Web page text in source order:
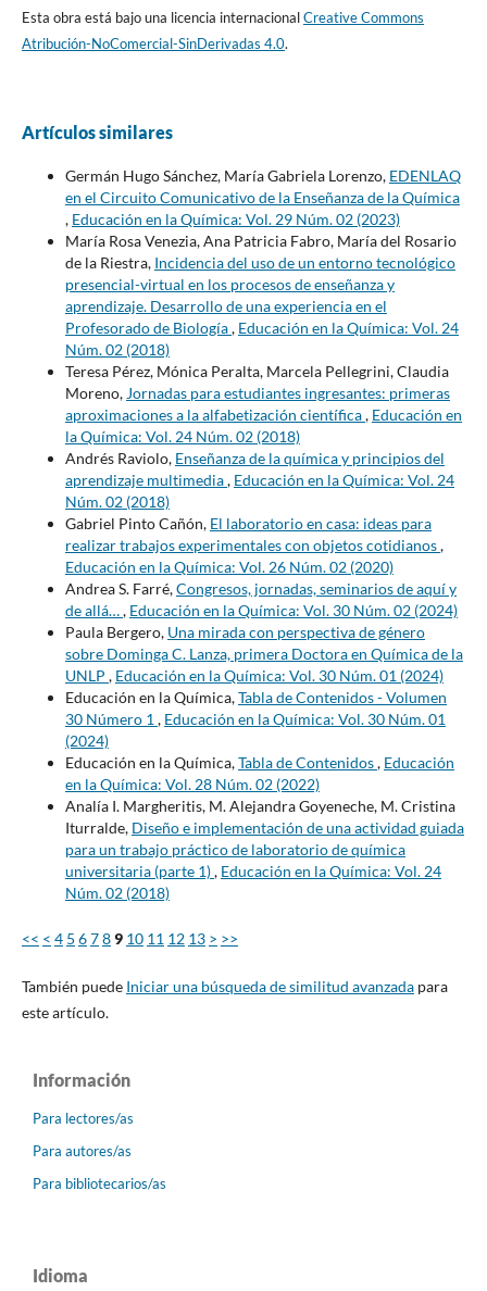
Esta obra está bajo una licencia internacionalCreative Commons
Atribución-NoComercial-SinDerivadas 4.0.
Artículos similares
Germán Hugo Sánchez, María Gabriela Lorenzo, EDENLAQ
en el Circuito Comunicativo de la Enseñanza de la Química
, Educación en la Química: Vol. 29 Núm. 02 (2023)
María Rosa Venezia, Ana Patricia Fabro, María del Rosario
de la Riestra, Incidencia del uso de un entorno tecnológico
presencial-virtual en los procesos de enseñanza y
aprendizaje. Desarrollo de una experiencia en el
Profesorado de Biología, Educación en la Química: Vol. 24
Núm. 02 (2018)
Teresa Pérez, Mónica Peralta, Marcela Pellegrini, Claudia
Moreno, Jornadas para estudiantes ingresantes: primeras
aproximaciones a la alfabetización científica, Educación en
la Química: Vol. 24 Núm. 02 (2018)
Andrés Raviolo, Enseñanza de la química y principios del
aprendizaje multimedia, Educación en la Química: Vol. 24
Núm. 02 (2018)
Gabriel Pinto Cañón, El laboratorio en casa: ideas para
realizar trabajos experimentales con objetos cotidianos,
Educación en la Química: Vol. 26 Núm. 02 (2020)
Andrea S. Farré,Congresos, jornadas, seminarios de aquí y
de allá…, Educación en la Química: Vol. 30 Núm. 02 (2024)
Paula Bergero, Una mirada con perspectiva de género
sobre Dominga C. Lanza, primera Doctora en Química de la
UNLP , Educación en la Química: Vol. 30 Núm. 01 (2024)
Educación en la Química,Tabla de Contenidos - Volumen
30 Número 1 , Educación en la Química: Vol. 30 Núm. 01
(2024)
Educación en la Química,Tabla de Contenidos, Educación
en la Química: Vol. 28 Núm. 02 (2022)
Analía I. Margheritis, M. Alejandra Goyeneche, M. Cristina
Iturralde, Diseño e implementación de una actividad guiada
para un trabajo práctico de laboratorio de química
universitaria (parte 1), Educación en la Química: Vol. 24
Núm. 02 (2018)
<< < 4 5 6789 10 11 12 13 > >>
También puede Iniciar una búsqueda de similitud avanzadapara
este artículo.
Información
Para lectores/as
Para autores/as
Para bibliotecarios/as
Idioma